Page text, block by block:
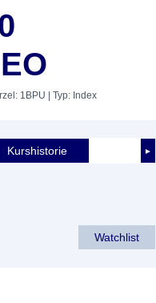
1BPU | Typ: Index
►
Kurshistorie
Watchlist